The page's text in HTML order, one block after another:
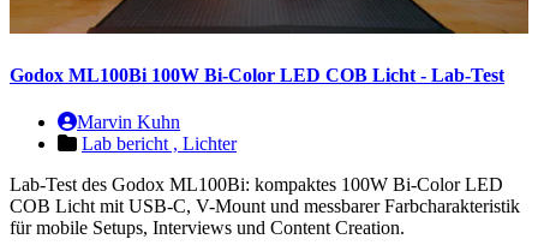
Godox ML100Bi 100W Bi-Color LED COB Licht - Lab-Test
Marvin Kuhn
Lab bericht , Lichter
Lab-Test des Godox ML100Bi: kompaktes 100W Bi-Color LED
COB Licht mit USB-C, V-Mount und messbarer Farbcharakteristik
für mobile Setups, Interviews und Content Creation.